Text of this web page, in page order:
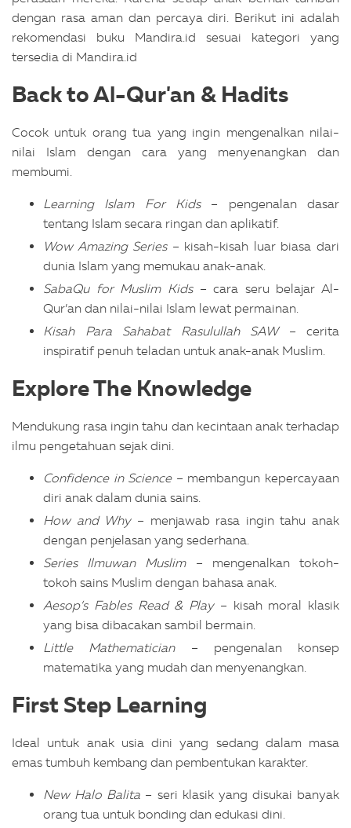
dengan rasa aman dan percaya diri. Berikut ini adalah
rekomendasi buku Mandira.id sesuai kategori yang
tersedia di Mandira.id
Back to Al-Qur'an & Hadits
Cocok untuk orang tua yang ingin mengenalkan nilai-
nilai Islam dengan cara yang menyenangkan dan
membumi.
Learning Islam For Kids– pengenalan dasar
tentang Islam secara ringan dan aplikatif.
Wow Amazing Series– kisah-kisah luar biasa dari
dunia Islam yang memukau anak-anak.
SabaQu for Muslim Kids– cara seru belajar Al-
Qur’an dan nilai-nilai Islam lewat permainan.
Kisah Para Sahabat Rasulullah SAW– cerita
inspiratif penuh teladan untuk anak-anak Muslim.
Explore The Knowledge
Mendukung rasa ingin tahu dan kecintaan anak terhadap
ilmu pengetahuan sejak dini.
Confidence in Science– membangun kepercayaan
diri anak dalam dunia sains.
How and Why– menjawab rasa ingin tahu anak
dengan penjelasan yang sederhana.
Series Ilmuwan Muslim– mengenalkan tokoh-
tokoh sains Muslim dengan bahasa anak.
Aesop’s Fables Read & Play– kisah moral klasik
yang bisa dibacakan sambil bermain.
Little Mathematician– pengenalan konsep
matematika yang mudah dan menyenangkan.
First Step Learning
Ideal untuk anak usia dini yang sedang dalam masa
emas tumbuh kembang dan pembentukan karakter.
New Halo Balita – seri klasik yang disukai banyak
orang tua untuk bonding dan edukasi dini.